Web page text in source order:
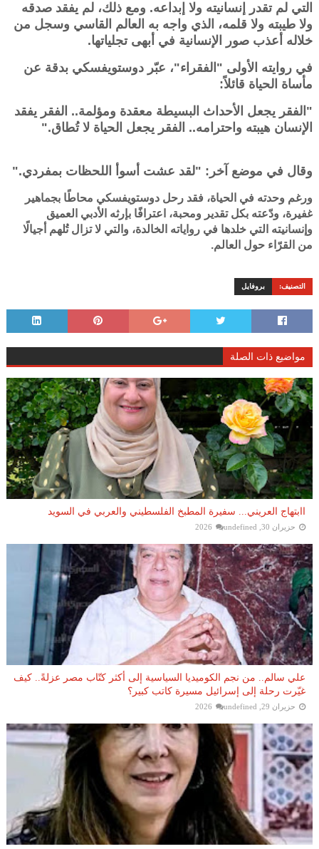
التي لم تقدر إنسانيته ولا إبداعه. ومع ذلك، لم يفقد صدقه
ولا طيبته ولا قلمه، الذي واجه به العالم القاسي وسجل من
خلاله أعذب صور الإنسانية في أبهى تجلياتها.
في روايته الأولى "الفقراء"، عبّر دوستويفسكي بدقة عن
مأساة الحياة قائلاً:
"الفقر يجعل الأحداث البسيطة معقدة ومؤلمة.. الفقر يفقد
الإنسان هيبته واحترامه.. الفقر يجعل الحياة لا تُطاق."
وقال في موضع آخر: "لقد عشت أسوأ اللحظات بمفردي."
ورغم وحدته في الحياة، فقد رحل دوستويفسكي محاطًا بجماهير
غفيرة، ودّعته بكل تقدير ومحبة، اعترافًا بإرثه الأدبي العميق
وإنسانيته التي خلدها في رواياته الخالدة، والتي لا تزال تُلهم أجيالًا
من القرّاء حول العالم.
التصنيف: بروفايل
مواضيع ذات الصلة
اابتهاج العريني... سفيرة المطبخ الفلسطيني والعربي في السويد
حزيران 30, 2026 undefined
علي سالم.. من نجم الكوميديا السياسية إلى أكثر كتّاب مصر عزلةً.. كيف
غيّرت رحلة إلى إسرائيل مسيرة كاتب كبير؟
حزيران 29, 2026 undefined